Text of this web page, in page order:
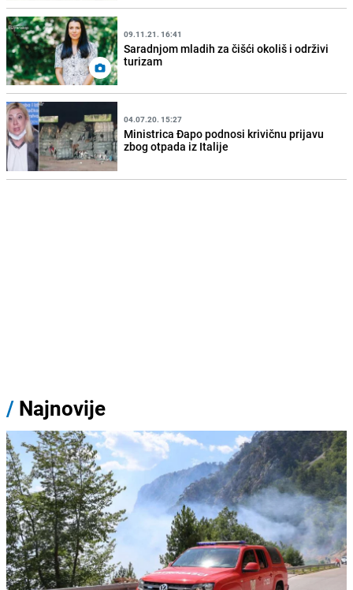
09.11.21. 16:41
Saradnjom mladih za čišći okoliš i održivi
turizam
04.07.20. 15:27
Ministrica Đapo podnosi krivičnu prijavu
zbog otpada iz Italije
/ Najnovije